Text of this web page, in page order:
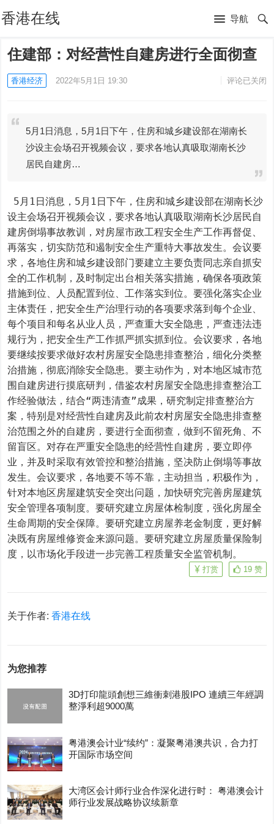
香港在线 导航
住建部：对经营性自建房进行全面彻查
香港经济 2022年5月1日 19:30 评论已关闭
5月1日消息，5月1日下午，住房和城乡建设部在湖南长
沙设主会场召开视频会议，要求各地认真吸取湖南长沙
居民自建房…
设主会场召开视频会议，要求各地认真吸取湖南长沙居民自
建房倒塌事故教训，对房屋市政工程安全生产工作再督促、
再落实，切实防范和遏制安全生产重特大事故发生。会议要
求，各地住房和城乡建设部门要建立主要负责同志亲自抓安
全的工作机制，及时制定出台相关落实措施，确保各项政策
措施到位、人员配置到位、工作落实到位。要强化落实企业
主体责任，把安全生产治理行动的各项要求落到每个企业、
每个项目和每名从业人员，严查重大安全隐患，严查违法违
规行为，把安全生产工作抓严抓实抓到位。会议要求，各地
要继续按要求做好农村房屋安全隐患排查整治，细化分类整
治措施，彻底消除安全隐患。要主动作为，对本地区城市范
围自建房进行摸底研判，借鉴农村房屋安全隐患排查整治工
作经验做法，结合“两违清查”成果，研究制定排查整治方
案，特别是对经营性自建房及此前农村房屋安全隐患排查整
治范围之外的自建房，要进行全面彻查，做到不留死角、不
留盲区。对存在严重安全隐患的经营性自建房，要立即停
业，并及时采取有效管控和整治措施，坚决防止倒塌等事故
发生。会议要求，各地要不等不靠，主动担当，积极作为，
针对本地区房屋建筑安全突出问题，加快研究完善房屋建筑
安全管理各项制度。要研究建立房屋体检制度，强化房屋全
生命周期的安全保障。要研究建立房屋养老金制度，更好解
决既有房屋维修资金来源问题。要研究建立房屋质量保险制
度，以市场化手段进一步完善工程质量安全监管机制。
19 赞
打赏
关于作者:香港在线
为您推荐
3D打印龍頭創想三維衝刺港股IPO 連續三年經調
整淨利超9000萬
粤港澳会计业“续约”：凝聚粤港澳共识，合力打
开国际市场空间
大湾区会计师行业合作深化进行时： 粤港澳会计
师行业发展战略协议续新章